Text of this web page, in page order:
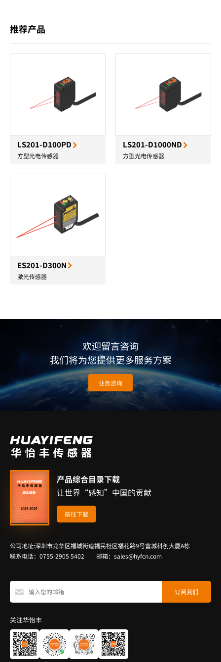
推荐产品
LS201-D100PD
方型光电传感器
LS201-D1000ND
方型光电传感器
ES201-D300N
激光传感器
欢迎留言咨询
我们将为您提供更多服务方案
业务咨询
产品综合目录下载
让世界“感知”中国的贡献
前往下载
公司地址:深圳市龙华区福城街道福民社区福花路9号富城科创大厦A栋
联系电话：0755-2905 5402 邮箱：sales@hyfcn.com
关注华怡丰